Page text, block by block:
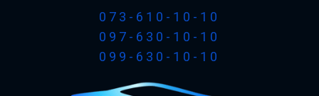
073-610-10-10
097-630-10-10
099-630-10-10